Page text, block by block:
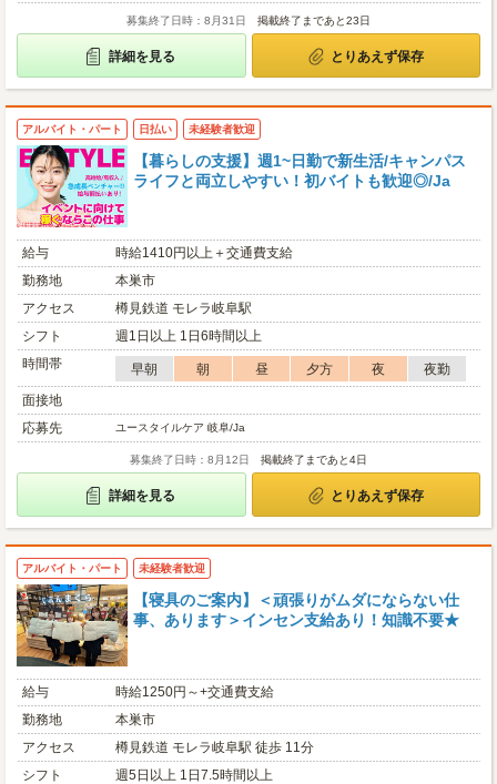
募集終了日時：8月31日 掲載終了まであと23日
詳細を見る とりあえず保存
アルバイト・パート 日払い 未経験者歓迎
【暮らしの支援】週1~日勤で新生活/キャンパス
ライフと両立しやすい！初バイトも歓迎◎/Ja
給与
時給1410円以上＋交通費支給
勤務地
本巣市
アクセス
樽見鉄道 モレラ岐阜駅
シフト
週1日以上 1日6時間以上
時間帯
早朝 朝 昼 夕方 夜
夜勤
面接地
応募先
ユースタイルケア 岐阜/Ja
募集終了日時：8月12日 掲載終了まであと4日
詳細を見る とりあえず保存
アルバイト・パート 未経験者歓迎
【寝具のご案内】＜頑張りがムダにならない仕
事、あります＞インセン支給あり！知識不要★
給与
時給1250円～+交通費支給
勤務地
本巣市
アクセス
樽見鉄道 モレラ岐阜駅 徒歩 11分
シフト
週5日以上 1日7.5時間以上